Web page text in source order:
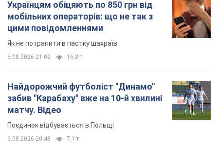
6.08.2026 20:48